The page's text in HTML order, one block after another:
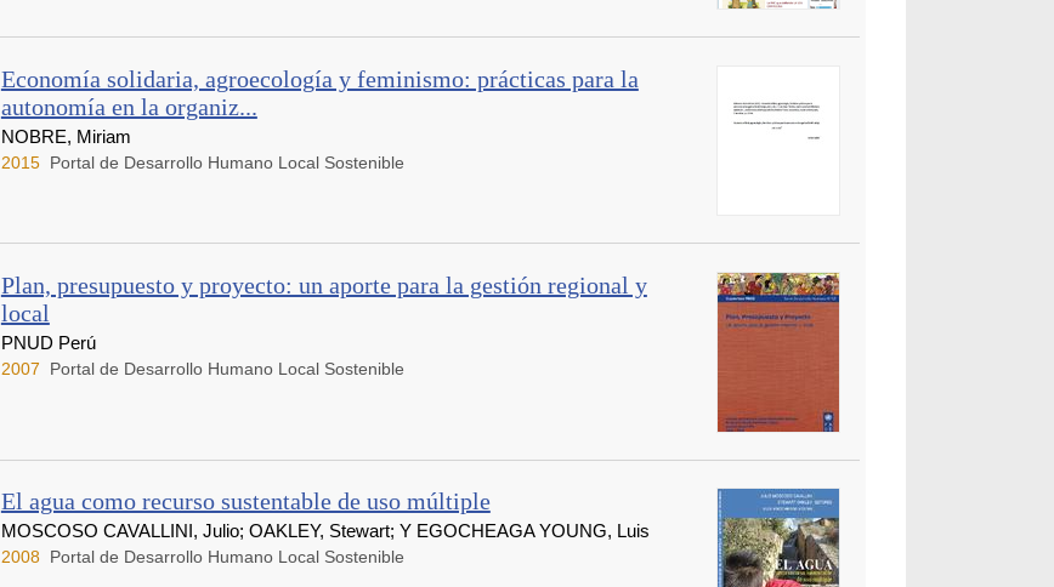
Economía solidaria, agroecología y feminismo: prácticas para la
autonomía en la organiz...
NOBRE, Miriam
2015 Portal de Desarrollo Humano Local Sostenible
Plan, presupuesto y proyecto: un aporte para la gestión regional y
local
PNUD Perú
2007 Portal de Desarrollo Humano Local Sostenible
El agua como recurso sustentable de uso múltiple
MOSCOSO CAVALLINI, Julio; OAKLEY, Stewart; Y EGOCHEAGA YOUNG, Luis
2008 Portal de Desarrollo Humano Local Sostenible